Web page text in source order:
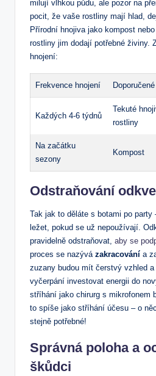
milují vlhkou půdu, ale pozor na
pocit, že vaše rostliny mají hlad,
Přírodní hnojiva jako kompost
rostliny jim dodají potřebné živiny.
hnojení:
Frekvence hnojení
Každých 4-6 týdnů
Tekuté
rostliny
Na začátku
sezony
Kompost
Odstraňování
Tak jak to děláte s botami po party
ležet, pokud se už nepoužívají.
pravidelně odstraňovat, aby se
proces se nazývá zakracování a
zuzany budou mít čerstvý vzhled
vyčerpání investovat energii do
stříhání jako chirurg s mikrofonem
to spíše jako stříhání účesu – o
stejně potřebné!
Správná poloha a
škůdci